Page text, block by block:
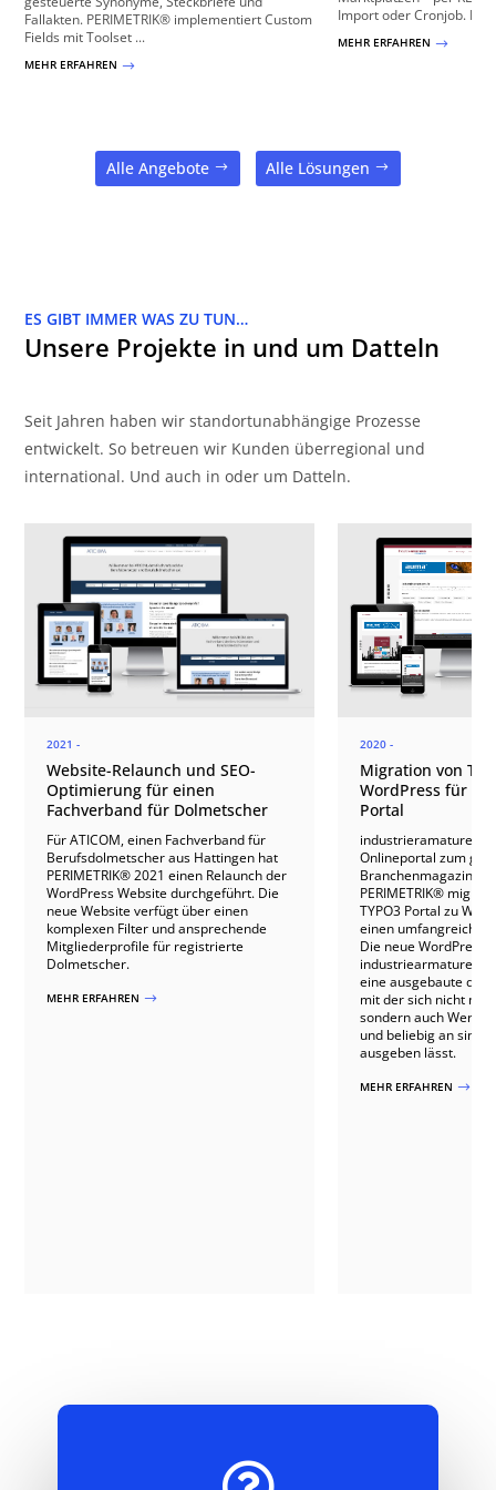
Fallakten. PERIMETRIK® implementiert Custom
Fields mit Toolset ...
MEHR ERFAHREN $
Import oder Cronjob. Mit
MEHR ERFAHREN $
Alle Angebote Alle Lösungen
ES GIBT IMMER WAS ZU TUN…
Unsere Projekte in und um Datteln
Seit Jahren haben wir standortunabhängige Prozesse
entwickelt. So betreuen wir Kunden überregional und
international. Und auch in oder um Datteln.
2021 -
Website-Relaunch und SEO-
Optimierung für einen
Fachverband für Dolmetscher
Für ATICOM, einen Fachverband für
Berufsdolmetscher aus Hattingen hat
PERIMETRIK® 2021 einen Relaunch der
WordPress Website durchgeführt. Die
neue Website verfügt über einen
komplexen Filter und ansprechende
Mitgliederprofile für registrierte
Dolmetscher.
MEHR ERFAHREN $
2020 -
Migration von
WordPress für
Portal
Onlineportal zum
Branchenmagazin
PERIMETRIK®
TYPO3 Portal zu
einen umfangreichen
Die neue WordPress
eine ausgebaute
mit der sich nicht nur
sondern auch
und beliebig an
ausgeben lässt.
MEHR ERFAHREN $